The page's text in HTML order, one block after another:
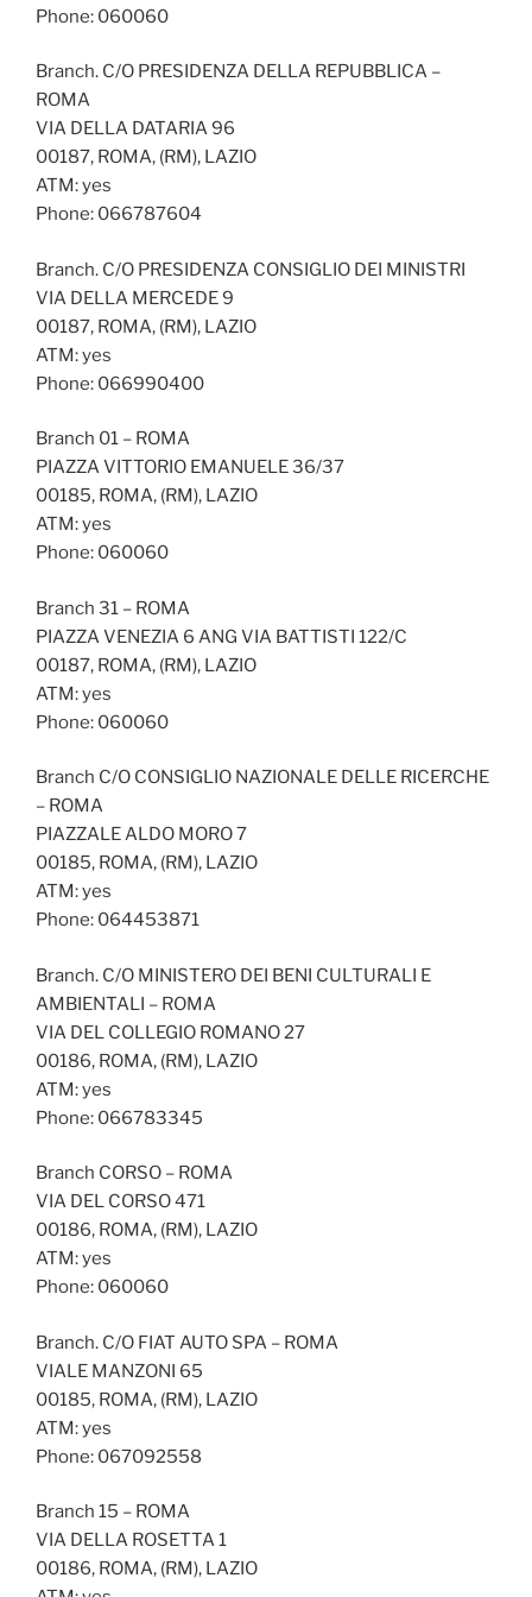
Phone: 060060
Branch. C/O PRESIDENZA DELLA REPUBBLICA –
ROMA
VIA DELLA DATARIA 96
00187, ROMA, (RM), LAZIO
ATM: yes
Phone: 066787604
Branch. C/O PRESIDENZA CONSIGLIO DEI MINISTRI
VIA DELLA MERCEDE 9
00187, ROMA, (RM), LAZIO
ATM: yes
Phone: 066990400
Branch 01 – ROMA
PIAZZA VITTORIO EMANUELE 36/37
00185, ROMA, (RM), LAZIO
ATM: yes
Phone: 060060
Branch 31 – ROMA
PIAZZA VENEZIA 6 ANG VIA BATTISTI 122/C
00187, ROMA, (RM), LAZIO
ATM: yes
Phone: 060060
Branch C/O CONSIGLIO NAZIONALE DELLE RICERCHE
– ROMA
PIAZZALE ALDO MORO 7
00185, ROMA, (RM), LAZIO
ATM: yes
Phone: 064453871
Branch. C/O MINISTERO DEI BENI CULTURALI E
AMBIENTALI – ROMA
VIA DEL COLLEGIO ROMANO 27
00186, ROMA, (RM), LAZIO
ATM: yes
Phone: 066783345
Branch CORSO – ROMA
VIA DEL CORSO 471
00186, ROMA, (RM), LAZIO
ATM: yes
Phone: 060060
Branch. C/O FIAT AUTO SPA – ROMA
VIALE MANZONI 65
00185, ROMA, (RM), LAZIO
ATM: yes
Phone: 067092558
Branch 15 – ROMA
VIA DELLA ROSETTA 1
00186, ROMA, (RM), LAZIO